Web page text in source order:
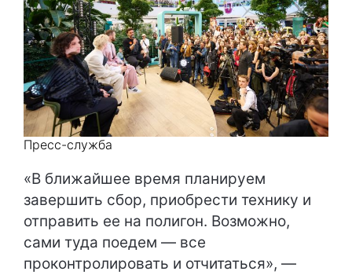
Пресс-служба
«В ближайшее время планируем
завершить сбор, приобрести технику и
отправить ее на полигон. Возможно,
сами туда поедем — все
проконтролировать и отчитаться», —